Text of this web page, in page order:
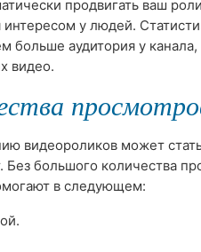
продвигать ваш
у людей.
больше аудитория у
видео.
видеороликов может
большого количества
в следующем: